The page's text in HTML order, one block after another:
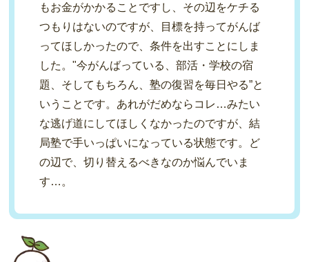
もお金がかかることですし、その辺をケチる
つもりはないのですが、目標を持ってがんば
ってほしかったので、条件を出すことにしま
した。"今がんばっている、部活・学校の宿
題、そしてもちろん、塾の復習を毎日やる”と
いうことです。あれがだめならコレ…みたい
な逃げ道にしてほしくなかったのですが、結
局塾で手いっぱいになっている状態です。ど
の辺で、切り替えるべきなのか悩んでいま
す…。